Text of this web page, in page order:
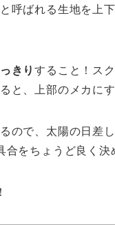
呼ばれる生地を上
きりすること！ス
と、上部のメカに
ので、太陽の日差
をちょうど良く決